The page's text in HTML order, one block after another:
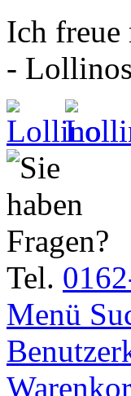
Ich freue
-
Tel.
Menü